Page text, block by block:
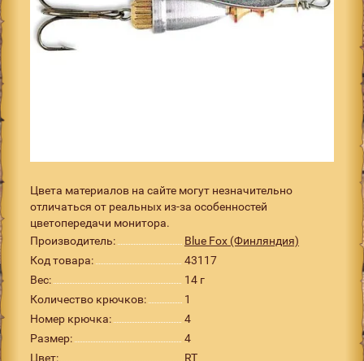
Цвета материалов на сайте могут незначительно
отличаться от реальных из-за особенностей
цветопередачи монитора.
Производитель:
Blue Fox (Финляндия)
Код товара:
43117
Вес:
14 г
Количество крючков:
1
Номер крючка:
4
Размер:
4
Цвет:
RT